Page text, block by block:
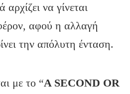
να γίνεται
αφού η αλλαγή
την απόλυτη ένταση.
με το “A SECOND OR